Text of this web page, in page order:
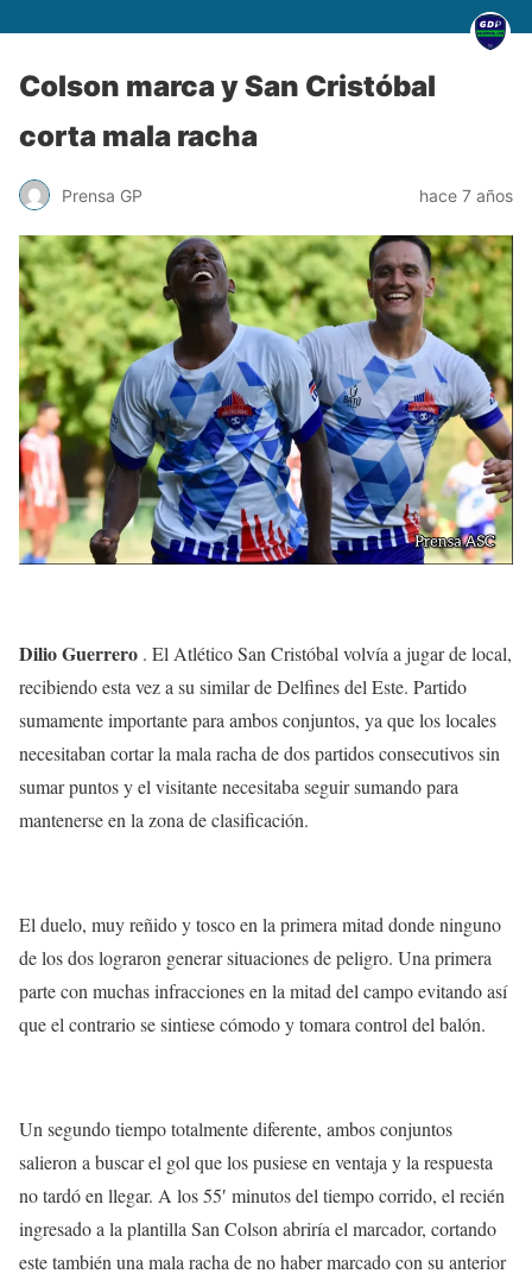
Colson marca y San Cristóbal
corta mala racha
Prensa GP hace 7 años
Dilio Guerrero . El Atlético San Cristóbal volvía a jugar de local,
recibiendo esta vez a su similar de Delfines del Este. Partido
sumamente importante para ambos conjuntos, ya que los locales
necesitaban cortar la mala racha de dos partidos consecutivos sin
sumar puntos y el visitante necesitaba seguir sumando para
mantenerse en la zona de clasificación.
El duelo, muy reñido y tosco en la primera mitad donde ninguno
de los dos lograron generar situaciones de peligro. Una primera
parte con muchas infracciones en la mitad del campo evitando así
que el contrario se sintiese cómodo y tomara control del balón.
Un segundo tiempo totalmente diferente, ambos conjuntos
salieron a buscar el gol que los pusiese en ventaja y la respuesta
no tardó en llegar. A los 55′ minutos del tiempo corrido, el recién
ingresado a la plantilla San Colson abriría el marcador, cortando
este también una mala racha de no haber marcado con su anterior